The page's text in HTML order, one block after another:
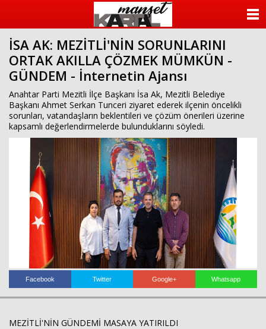
İSA AK: MEZİTLİ'NİN SORUNLARINI
ORTAK AKILLA ÇÖZMEK MÜMKÜN -
GÜNDEM - İnternetin Ajansı
Anahtar Parti Mezitli İlçe Başkanı İsa Ak, Mezitli Belediye
Başkanı Ahmet Serkan Tunceri ziyaret ederek ilçenin öncelikli
sorunları, vatandaşların beklentileri ve çözüm önerileri üzerine
kapsamlı değerlendirmelerde bulunduklarını söyledi.
Facebook Twitter Google+ Whatsapp
MEZİTLİ'NİN GÜNDEMİ MASAYA YATIRILDI
KATEGORİLER
ANKETLER
FOTO GALERİ
İLETİŞİM